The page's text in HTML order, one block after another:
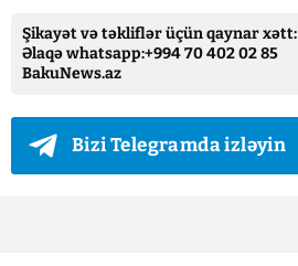
Şikayət və təkliflər üçün qaynar xətt:
Əlaqə whatsapp:+994 70 402 02 85
BakuNews.az
Bizi Telegramda izləyin